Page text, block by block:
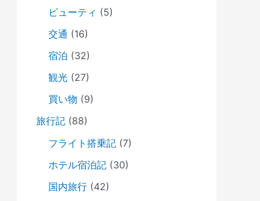
ビューティ (5)
交通 (16)
宿泊 (32)
観光 (27)
買い物 (9)
旅行記 (88)
フライト搭乗記 (7)
ホテル宿泊記 (30)
国内旅行 (42)